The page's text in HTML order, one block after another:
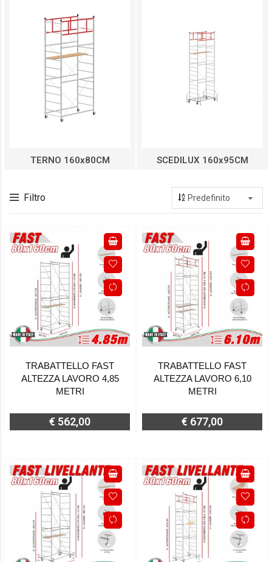
TERNO 160x80CM SCEDILUX 160x95CM
Filtro
TRABATTELLO FAST
ALTEZZA LAVORO 4,85
METRI
€ 562,00
TRABATTELLO FAST
ALTEZZA LAVORO 6,10
METRI
€ 677,00